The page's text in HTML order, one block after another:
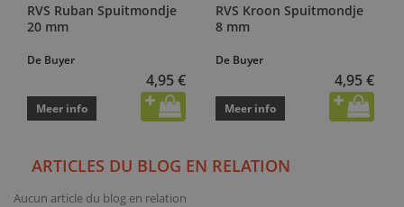
RVS Ruban Spuitmondje
20 mm
De Buyer
4,95 €
Meer info
RVS Kroon Spuitmondje
8 mm
De Buyer
4,95 €
Meer info
ARTICLES DU BLOG EN RELATION
Aucun article du blog en relation